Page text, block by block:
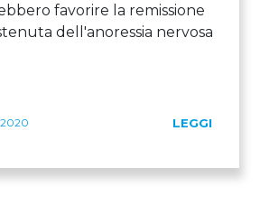
favorire la remissione
dell'anoressia nervosa
LEGGI